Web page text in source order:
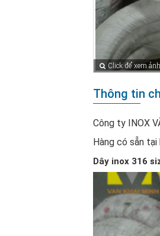
Click để xem
Thông tin
Công ty INOX
Hàng có sẵn tại
Dây inox 316